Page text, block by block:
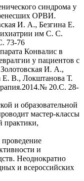
синдрома у
ОРВИ.
И. А., Безгина Е.
им С. С.
73-76
Конвалис в
у пациентов с
И. А.,
Е. В., Локштанова Т.
20.С. 28-
и образовательной
мастер-классы
практики,
и
Неоднократно
и всероссийских